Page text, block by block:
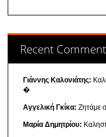
Recent
Γιάννης Καλονιάτης:
�
Αγγελική Γκίκα: Ζητάμε
Μαρία Δημητρίου: